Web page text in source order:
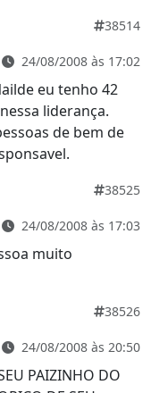
38514
24/08/2008 às 17:02
eu tenho 42
liderança.
de bem de
38525
24/08/2008 às 17:03
muito
38526
24/08/2008 às 20:50
PAIZINHO DO